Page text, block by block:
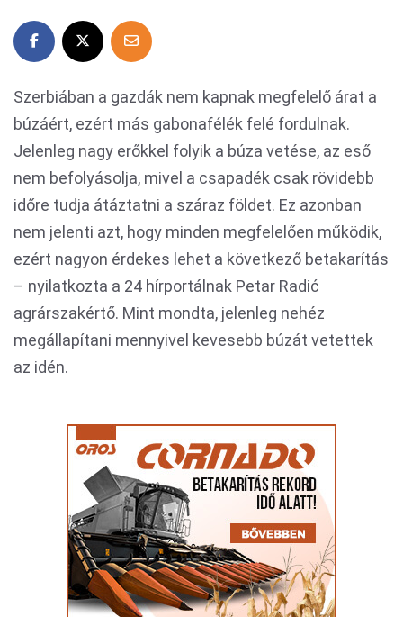
Szerbiában a gazdák nem kapnak megfelelő árat a
búzáért, ezért más gabonafélék felé fordulnak.
Jelenleg nagy erőkkel folyik a búza vetése, az eső
nem befolyásolja, mivel a csapadék csak rövidebb
időre tudja átáztatni a száraz földet. Ez azonban
nem jelenti azt, hogy minden megfelelően működik,
ezért nagyon érdekes lehet a következő betakarítás
– nyilatkozta a 24 hírportálnak Petar Radić
agrárszakértő. Mint mondta, jelenleg nehéz
megállapítani mennyivel kevesebb búzát vetettek
az idén.